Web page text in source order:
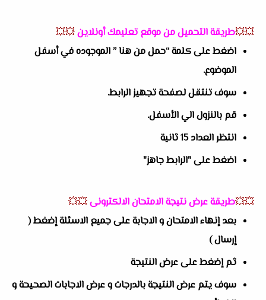
💥💥طريقة التحميل من موقع تعليمك أونلاين💥💥
اضغط على كلمة “حمل من هنا ” الموجوده في أسفل
الموضوع.
سوف تنتقل لصفحة تجهيز الرابط.
قم بالنزول الي الأسفل.
انتظر العداد 15 ثانية
اضغط على "الرابط جاهز"
💥💥طريقة عرض نتيجة الامتحان الالكترونى💥💥
بعد إنهاء الامتحان و الاجابة على جميع الاسئلة إضغط (
إرسال )
ثم إضغط على عرض النتيجة
سوف يتم عرض النتيجة بالدرجات و عرض الاجابات الصحيحة و